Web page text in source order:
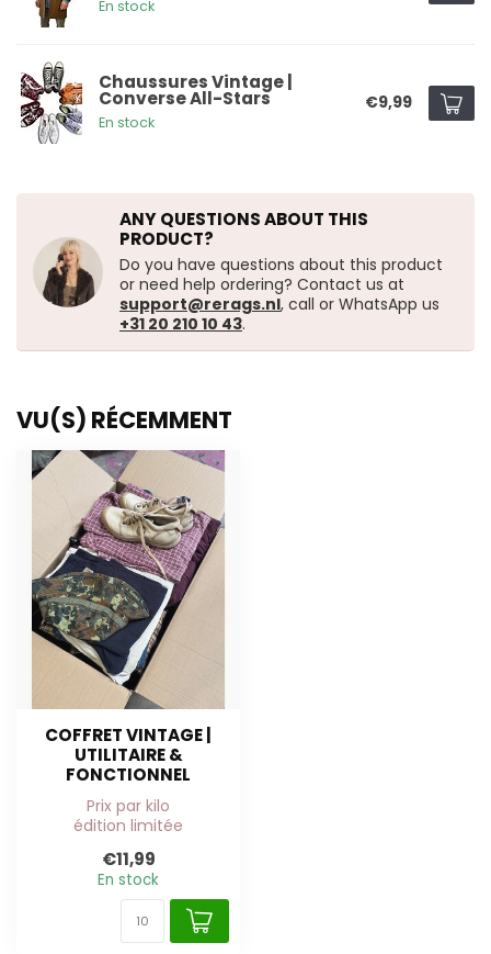
En stock
Chaussures Vintage |
Converse All-Stars
En stock
€9,99
ANY QUESTIONS ABOUT THIS
PRODUCT?
Do you have questions about this product
or need help ordering? Contact us at
support@rerags.nl, call or WhatsApp us
+31 20 210 10 43.
VU(S) RÉCEMMENT
COFFRET VINTAGE |
UTILITAIRE &
FONCTIONNEL
Prix par kilo
édition limitée
€11,99
En stock